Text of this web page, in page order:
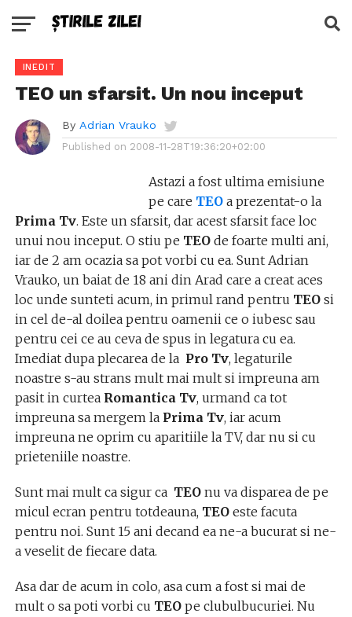
INEDIT
TEO un sfarsit. Un nou inceput
By Adrian Vrauko
Published on 2008-11-28T19:36:20+02:00
Astazi a fost ultima emisiune
pe care TEOa prezentat-o la
Prima Tv. Este un sfarsit, dar acest sfarsit face loc
unui nou inceput. O stiu pe TEOde foarte multi ani,
iar de 2 am ocazia sa pot vorbi cu ea. Sunt Adrian
Vrauko, un baiat de 18 ani din Arad care a creat aces
loc unde sunteti acum, in primul rand pentru TEO si
in cel de-al doilea pentru oamenii ce o iubesc sau
pentru cei ce au ceva de spus in legatura cu ea.
Imediat dupa plecarea de la Pro Tv, legaturile
noastre s-au strans mult mai mult si impreuna am
pasit in curtea Romantica Tv, urmand ca tot
impreuna sa mergem la Prima Tv, iar acum
impreuna ne oprim cu aparitiile la TV, dar nu si cu
prieteniile noastre.
Sunt mai mult ca sigur ca TEOnu va disparea de pe
micul ecran pentru totdeauna, TEOeste facuta
pentru noi. Sunt 15 ani decand ea ne-a bucurat si ne-
a veselit de fiecare data.
Asa dar de acum in colo, asa cum a fost si mai de
mult o sa poti vorbi cu TEOpe clubulbucuriei. Nu